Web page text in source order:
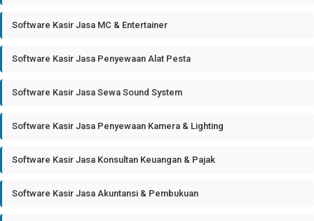
Software Kasir Jasa MC & Entertainer
Software Kasir Jasa Penyewaan Alat Pesta
Software Kasir Jasa Sewa Sound System
Software Kasir Jasa Penyewaan Kamera & Lighting
Software Kasir Jasa Konsultan Keuangan & Pajak
Software Kasir Jasa Akuntansi & Pembukuan